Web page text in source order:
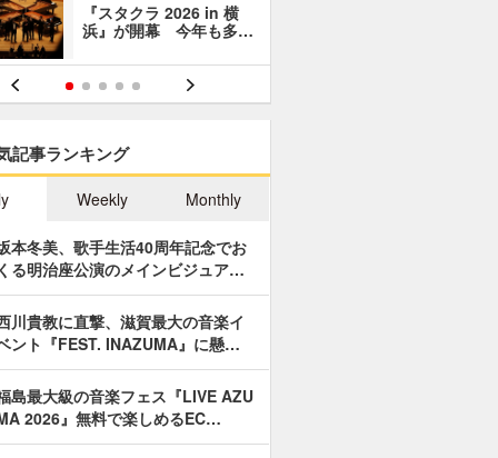
『スタクラ 2026 in 横
浜』が開幕 今年も多…
記事ランキング
Weekly Monthly
本冬美、歌手生活40周年記念でお
くる明治座公演のメインビジュア…
川貴教に直撃、滋賀最大の音楽イ
ント『FEST. INAZUMA』に懸…
島最大級の音楽フェス『LIVE AZU
2026』無料で楽しめるEC…